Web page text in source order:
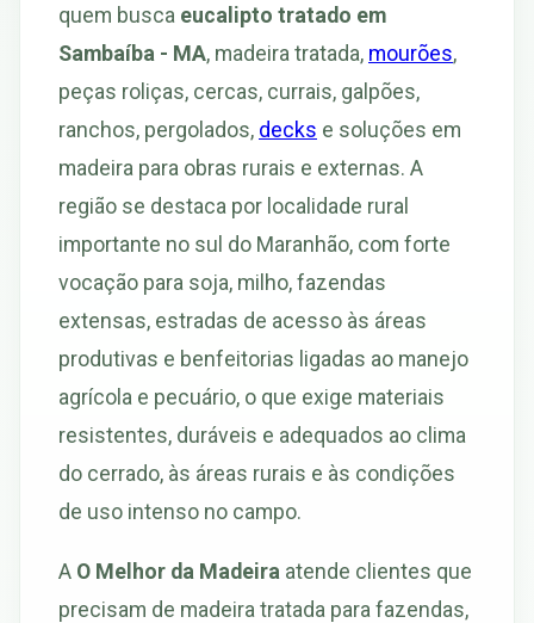
quem busca eucalipto tratado em
Sambaíba - MA, madeira tratada, mourões,
peças roliças, cercas, currais, galpões,
ranchos, pergolados, decks e soluções em
madeira para obras rurais e externas. A
região se destaca por localidade rural
importante no sul do Maranhão, com forte
vocação para soja, milho, fazendas
extensas, estradas de acesso às áreas
produtivas e benfeitorias ligadas ao manejo
agrícola e pecuário, o que exige materiais
resistentes, duráveis e adequados ao clima
do cerrado, às áreas rurais e às condições
de uso intenso no campo.
A O Melhor da Madeira atende clientes que
precisam de madeira tratada para fazendas,